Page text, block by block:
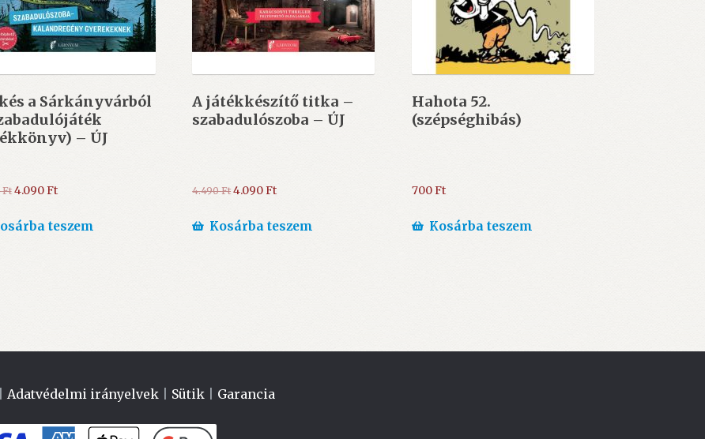
a Sárkányvárból
– ÚJ
Ft Original
was:
4.090FtCurrent
is:
teszem
A játékkészítő titka –
szabadulószoba – ÚJ
4.490Ft Original
was:
4.090FtCurrent
is:
Kosárba teszem
Hahota 52.
(szépséghibás)
700Ft
Kosárba teszem
|Adatvédelmi irányelvek Sütik Garancia